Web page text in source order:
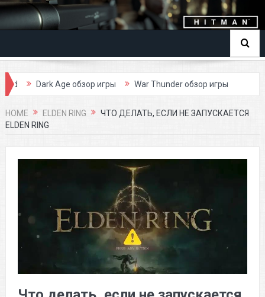
Age обзор игры War Thunder обзор игры
HOME ELDEN RING
ЧТО ДЕЛАТЬ, ЕСЛИ НЕ ЗАПУСКАЕТСЯ
ELDEN RING